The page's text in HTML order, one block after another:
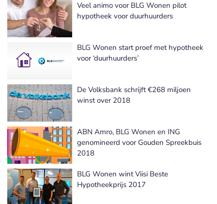
Veel animo voor BLG Wonen pilot
hypotheek voor duurhuurders
BLG Wonen start proef met hypotheek
voor ‘duurhuurders’
De Volksbank schrijft €268 miljoen
winst over 2018
ABN Amro, BLG Wonen en ING
genomineerd voor Gouden Spreekbuis
2018
BLG Wonen wint Viisi Beste
Hypotheekprijs 2017